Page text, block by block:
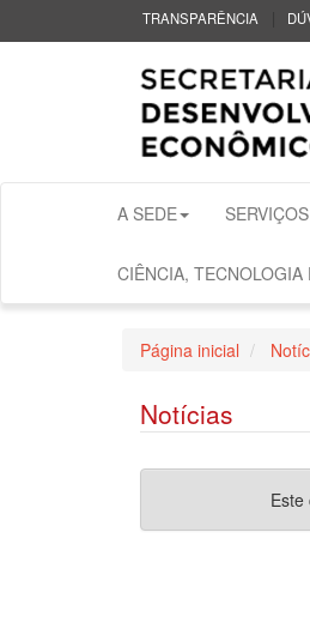
TRANSPARÊNCIA
A SEDE SERVIÇOS
CIÊNCIA, TECNOLOGIA
Página inicial
Notícias